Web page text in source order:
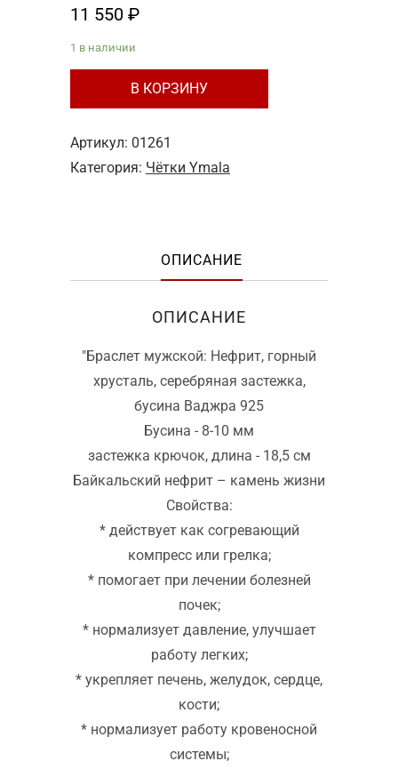
11 550 ₽
1 в наличии
Количество
товара
Браслет
мужской:
серебряная
Ваджра
925
В КОРЗИНУ
Артикул: 01261
Категория: Чётки Ymala
ОПИСАНИЕ
ОПИСАНИЕ
"Браслет мужской: Нефрит, горный
хрусталь, серебряная застежка,
бусина Ваджра 925
Бусина - 8-10 мм
застежка крючок, длина - 18,5 см
Байкальский нефрит – камень жизни
Свойства:
* действует как согревающий
компресс или грелка;
* помогает при лечении болезней
почек;
* нормализует давление, улучшает
работу легких;
* укрепляет печень, желудок, сердце,
кости;
* нормализует работу кровеносной
системы;